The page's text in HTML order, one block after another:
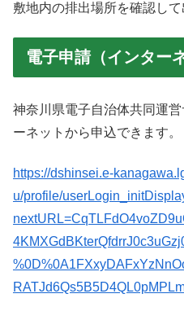
敷地内の排出場所を確認して
電子申請（インター
神奈川県電子自治体共同運
ーネットから申込できます。
https://dshinsei.e-
u/profile/